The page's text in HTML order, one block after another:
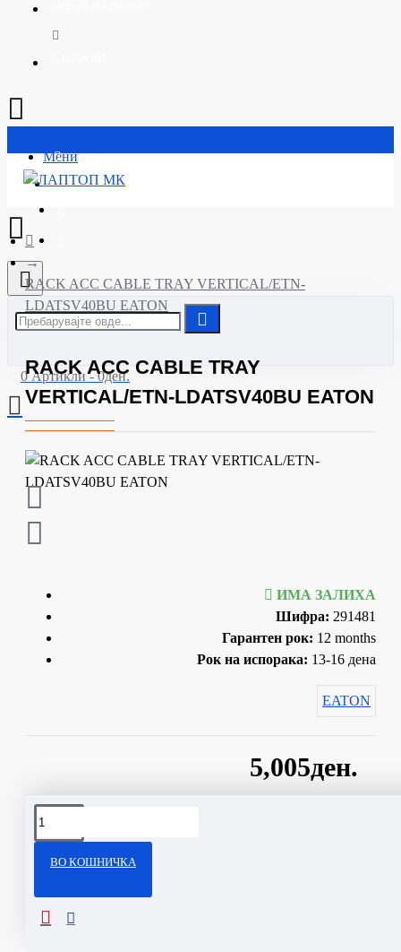
Мени
Почетна
0 Артикли - 0ден.
RACK ACC CABLE TRAY VERTICAL/ETN-
LDATSV40BU EATON
RACK ACC CABLE TRAY
VERTICAL/ETN-LDATSV40BU EATON
5,005ден.
ИМА ЗАЛИХА
Шифра: 291481
Гарантен рок: 12 months
Рок на испорака: 13-16 дена
EATON
ВО КОШНИЧКА
ОПИС